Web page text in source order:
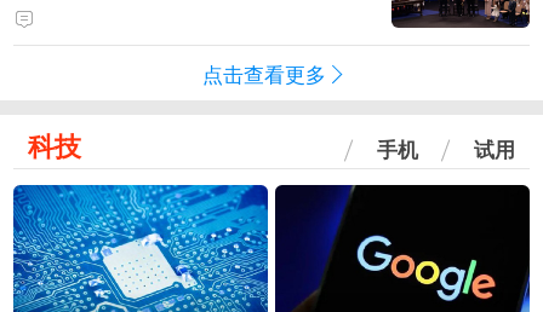
点击查看更多
科技 手机 试用